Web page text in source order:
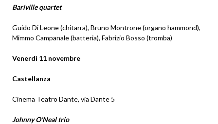
Bariville quartet
Guido Di Leone (chitarra), Bruno Montrone (organo hammond),
Mimmo Campanale (batteria), Fabrizio Bosso (tromba)
Venerdì 11 novembre
Castellanza
Cinema Teatro Dante, via Dante 5
Johnny O’Neal trio